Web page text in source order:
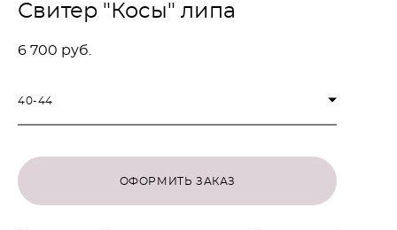
Свитер "Косы" липа
6 700 pуб.
40-44
ОФОРМИТЬ ЗАКАЗ